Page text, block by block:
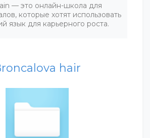
— это онлайн-школа для
которые хотят использовать
язык для карьерного роста.
hair